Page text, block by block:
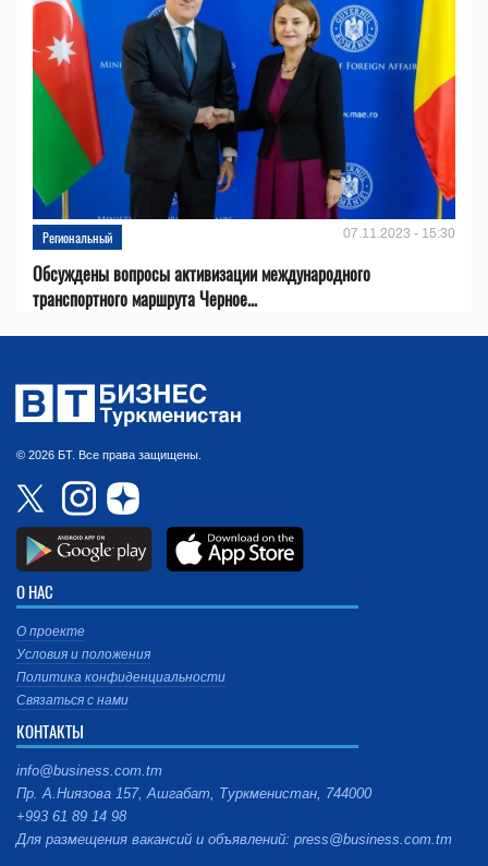
Региональный 07.11.2023 - 15:30
Обсуждены вопросы активизации международного
транспортного маршрута Черное...
© 2026 БТ. Все права защищены.
О НАС
О проекте
Условия и положения
Политика конфиденциальности
Связаться с нами
КОНТАКТЫ
info@business.com.tm
Пр. А.Ниязова 157, Ашгабат, Туркменистан, 744000
+993 61 89 14 98
Для размещения вакансий и объявлений: press@business.com.tm